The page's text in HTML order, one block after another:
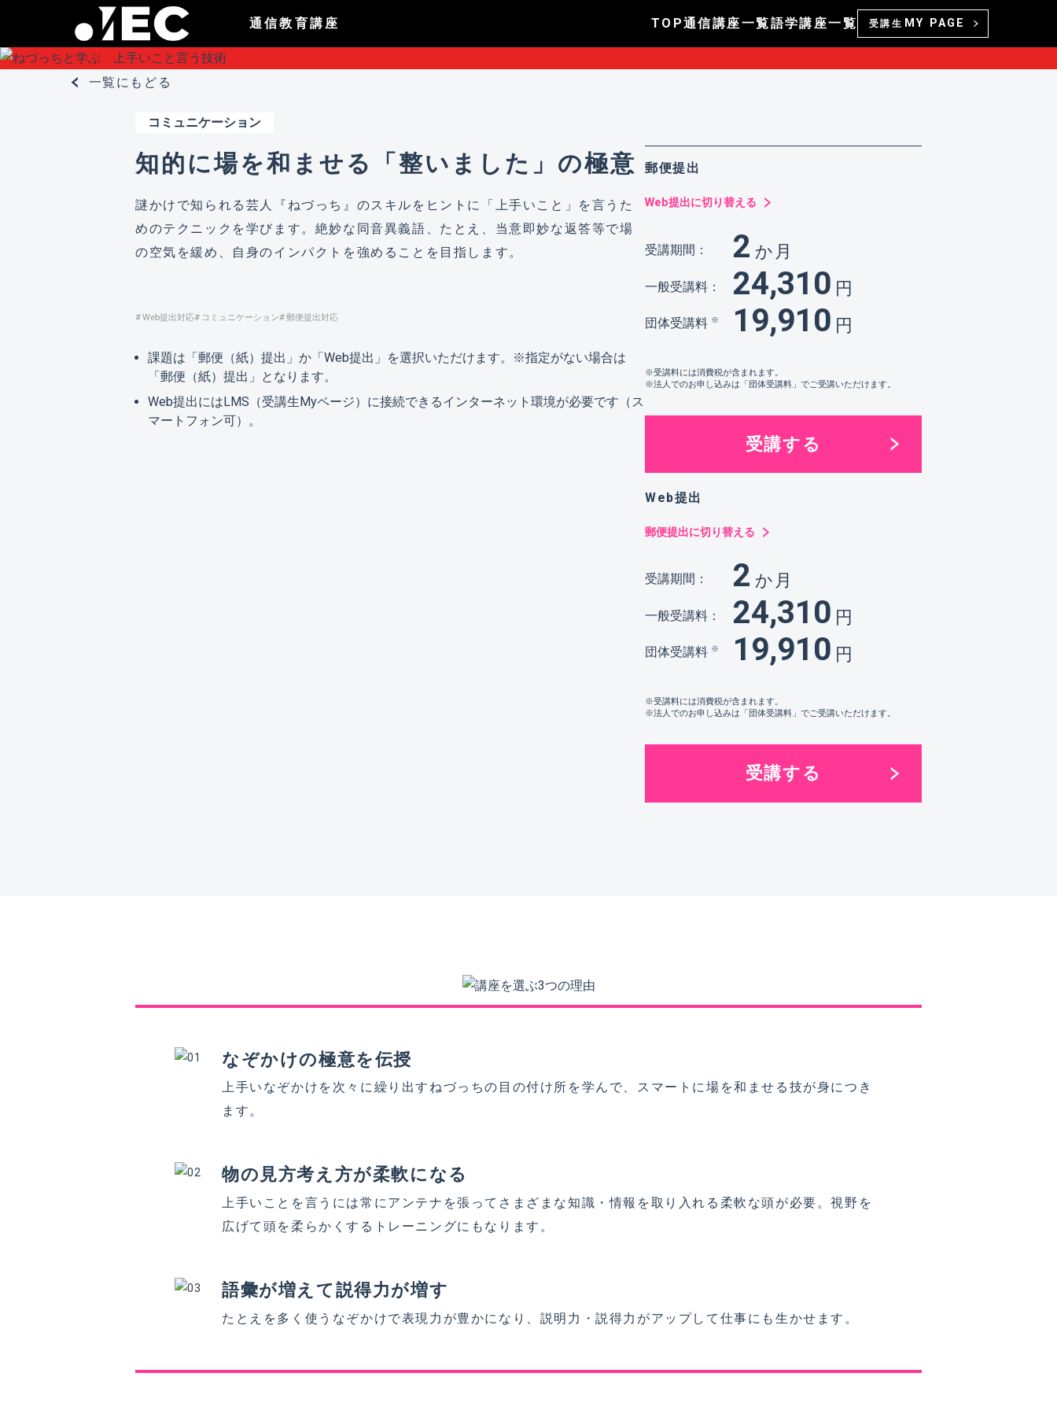
通信教育講座 TOP通信講座一覧語学講座一覧 受講生 MY PAGE
一覧にもどる
コミュニケーション
知的に場を和ませる「整いました」の極意
謎かけで知られる芸人『ねづっち』のスキルをヒントに「上手いこと」を言うた
めのテクニックを学びます。絶妙な同音異義語、たとえ、当意即妙な返答等で場
の空気を緩め、自身のインパクトを強めることを目指します。
Web提出対応 コミュニケーション 郵便提出対応
課題は「郵便（紙）提出」か「Web提出」を選択いただけます。※指定がない場合は
「郵便（紙）提出」となります。
Web提出にはLMS（受講生Myページ）に接続できるインターネット環境が必要です（ス
マートフォン可）。
郵便提出
Web提出に切り替える
受講期間： 2 か月
一般受講料： 24,310 円
団体受講料 ※ 19,910 円
※受講料には消費税が含まれます。
※法人でのお申し込みは「団体受講料」でご受講いただけます。
受講する
Web提出
郵便提出に切り替える
受講期間： 2 か月
一般受講料： 24,310 円
団体受講料 ※ 19,910 円
※受講料には消費税が含まれます。
※法人でのお申し込みは「団体受講料」でご受講いただけます。
受講する
なぞかけの極意を伝授
上手いなぞかけを次々に繰り出すねづっちの目の付け所を学んで、スマートに場を和ませる技が身につき
ます。
物の見方考え方が柔軟になる
上手いことを言うには常にアンテナを張ってさまざまな知識・情報を取り入れる柔軟な頭が必要。視野を
広げて頭を柔らかくするトレーニングにもなります。
語彙が増えて説得力が増す
たとえを多く使うなぞかけで表現力が豊かになり、説明力・説得力がアップして仕事にも生かせます。